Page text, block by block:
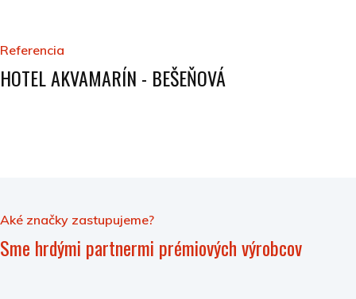
Referencia
HOTEL AKVAMARÍN - BEŠEŇOVÁ
Aké značky zastupujeme?
Sme hrdými partnermi prémiových výrobcov